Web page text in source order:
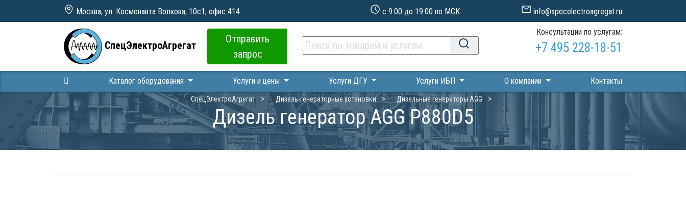
Москва, ул. Космонавта Волкова, 10с1, офис 414 с 9:00 до 19:00 по МСК info@specelectroagregat.ru
СпецЭлектроАгрегат
Отправить
запрос
Консультации по услугам:
+7 495 228-18-51
Каталог оборудования Услуги и цены Услуги ДГУ Услуги ИБП О компании Контакты
СпецЭлектроАгрегат Дизель-генераторные установки Дизельные генераторы AGG
Дизель генератор AGG P880D5